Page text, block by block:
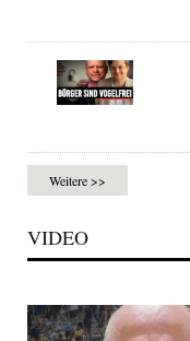
Weitere >>
VIDEO